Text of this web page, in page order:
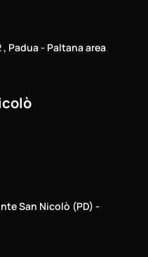
Padua - Paltana area
San Nicolò (PD) -